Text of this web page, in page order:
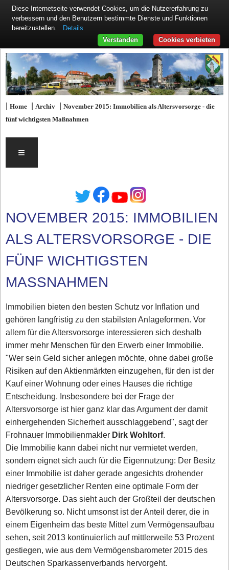
|Home |Archiv |November 2015: Immobilien als Altersvorsorge - die
fünf wichtigsten Maßnahmen
≡
NOVEMBER 2015: IMMOBILIEN
ALS ALTERSVORSORGE - DIE
FÜNF WICHTIGSTEN
MASSNAHMEN
Immobilien bieten den besten Schutz vor Inflation und
gehören langfristig zu den stabilsten Anlageformen. Vor
allem für die Altersvorsorge interessieren sich deshalb
immer mehr Menschen für den Erwerb einer Immobilie.
"Wer sein Geld sicher anlegen möchte, ohne dabei große
Risiken auf den Aktienmärkten einzugehen, für den ist der
Kauf einer Wohnung oder eines Hauses die richtige
Entscheidung. Insbesondere bei der Frage der
Altersvorsorge ist hier ganz klar das Argument der damit
einhergehenden Sicherheit ausschlaggebend", sagt der
Frohnauer Immobilienmakler Dirk Wohltorf.
Die Immobilie kann dabei nicht nur vermietet werden,
sondern eignet sich auch für die Eigennutzung: Der Besitz
einer Immobilie ist daher gerade angesichts drohender
niedriger gesetzlicher Renten eine optimale Form der
Altersvorsorge. Das sieht auch der Großteil der deutschen
Bevölkerung so. Nicht umsonst ist der Anteil derer, die in
einem Eigenheim das beste Mittel zum Vermögensaufbau
sehen, seit 2013 kontinuierlich auf mittlerweile 53 Prozent
gestiegen, wie aus dem Vermögensbarometer 2015 des
Deutschen Sparkassenverbands hervorgeht.
Diese Internetseite verwendet Cookies, um die Nutzererfahrung zu
verbessern und den Benutzern bestimmte Dienste und Funktionen
bereitzustellen.
Details
Cookies verbieten
Verstanden